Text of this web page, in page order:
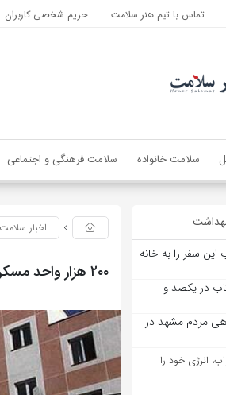
تماس با تیم هنر سلامت حریم شخصی کاربران
سلامت خانواده سلامت فرهنگی و اجتماعی
سفر را به خانه
در یکصد و
مردم مشهد در
انرژی خود را
اخبار
۲۰۰ هزار واحد مسکن برای فرهنگیان احداث می‌شود